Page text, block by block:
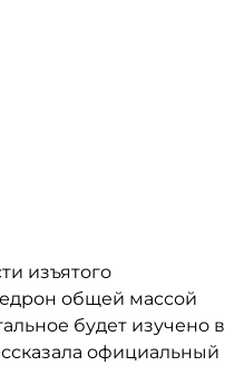
изъятого
общей массой
будет изучено в
официальный